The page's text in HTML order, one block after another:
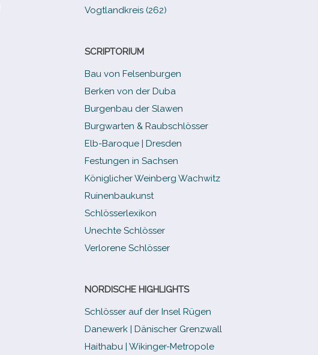
Vogtlandkreis (262)
SCRIPTORIUM
Bau von Felsenburgen
Berken von der Duba
Burgenbau der Slawen
Burgwarten & Raubschlösser
Elb-​Baroque | Dresden
Festungen in Sachsen
Königlicher Weinberg Wachwitz
Ruinenbaukunst
Schlösserlexikon
Unechte Schlösser
Verlorene Schlösser
NORDISCHE HIGHLIGHTS
Schlösser auf der Insel Rügen
Danewerk | Dänischer Grenzwall
Haithabu | Wikinger-Metropole